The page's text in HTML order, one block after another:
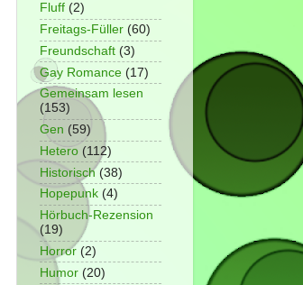
Fluff (2)
Freitags-Füller (60)
Freundschaft (3)
Gay Romance (17)
Gemeinsam lesen
(153)
Gen (59)
Hetero (112)
Historisch (38)
Hopepunk (4)
Hörbuch-Rezension
(19)
Horror (2)
Humor (20)